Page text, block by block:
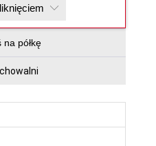
na półkę